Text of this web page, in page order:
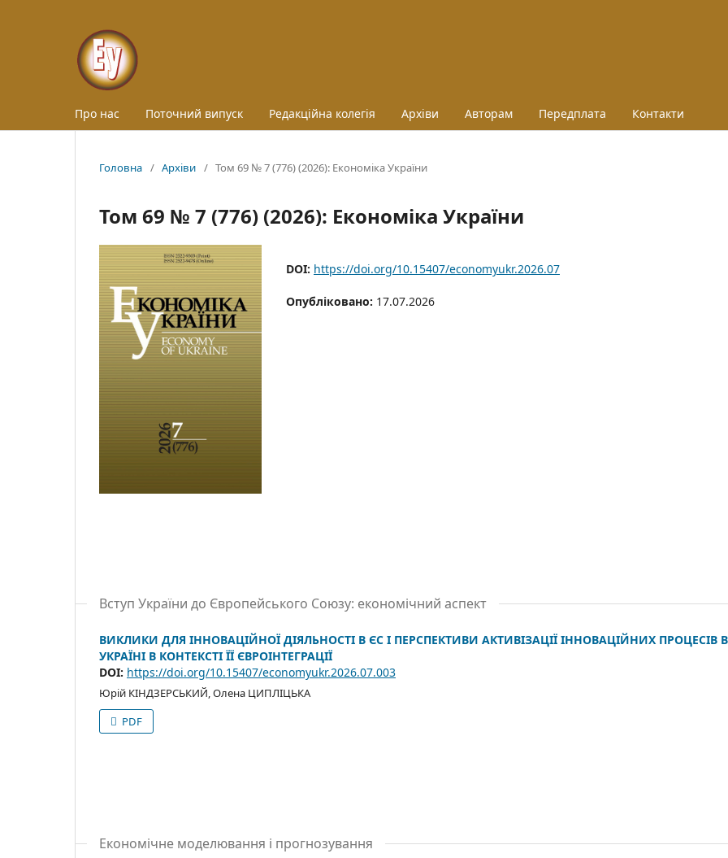
Про нас Поточний випуск Редакційна колегія Архіви Авторам Передплата Контакти
Головна / Архіви / Том 69 № 7 (776) (2026): Економіка України
Том 69 № 7 (776) (2026): Економіка України
DOI: https://doi.org/10.15407/economyukr.2026.07
Опубліковано: 17.07.2026
Вступ України до Європейського Союзу: економічний аспект
ВИКЛИКИ ДЛЯ ІННОВАЦІЙНОЇ ДІЯЛЬНОСТІ В ЄС І ПЕРСПЕКТИВИ АКТИВІЗАЦІЇ ІННОВАЦІЙНИХ ПРОЦЕСІВ В
УКРАЇНІ В КОНТЕКСТІ ЇЇ ЄВРОІНТЕГРАЦІЇ
DOI: https://doi.org/10.15407/economyukr.2026.07.003
Юрій КІНДЗЕРСЬКИЙ, Олена ЦИПЛІЦЬКА
PDF
Економічне моделювання і прогнозування